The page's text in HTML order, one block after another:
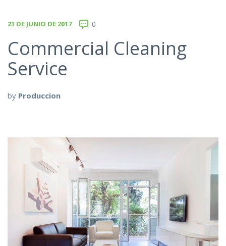
21 DE JUNIO DE 2017 0
Commercial Cleaning
Service
by Produccion